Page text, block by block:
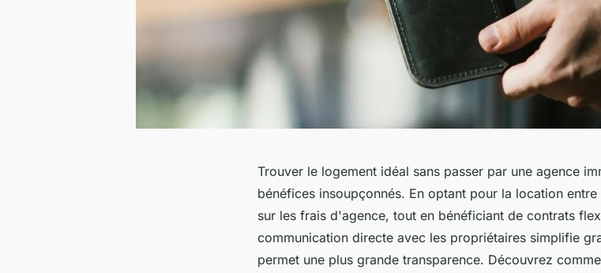
Trouver le logement idéal sans passer par une agence
bénéfices insoupçonnés. En optant pour la location
sur les frais d'agence, tout en bénéficiant de contrats
communication directe avec les propriétaires simplifie
permet une plus grande transparence. Découvrez